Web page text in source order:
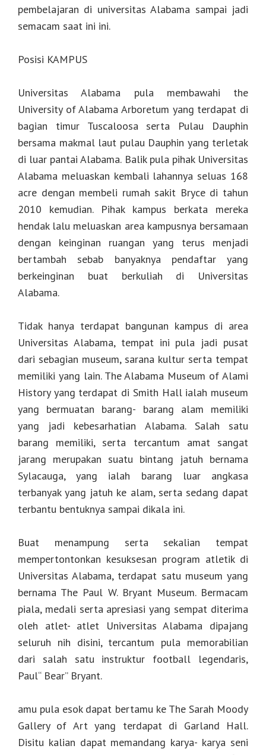
pembelajaran di universitas Alabama sampai jadi
semacam saat ini ini.
Posisi KAMPUS
Universitas Alabama pula membawahi the
University of Alabama Arboretum yang terdapat di
bagian timur Tuscaloosa serta Pulau Dauphin
bersama makmal laut pulau Dauphin yang terletak
di luar pantai Alabama. Balik pula pihak Universitas
Alabama meluaskan kembali lahannya seluas 168
acre dengan membeli rumah sakit Bryce di tahun
2010 kemudian. Pihak kampus berkata mereka
hendak lalu meluaskan area kampusnya bersamaan
dengan keinginan ruangan yang terus menjadi
bertambah sebab banyaknya pendaftar yang
berkeinginan buat berkuliah di Universitas
Alabama.
Tidak hanya terdapat bangunan kampus di area
Universitas Alabama, tempat ini pula jadi pusat
dari sebagian museum, sarana kultur serta tempat
memiliki yang lain. The Alabama Museum of Alami
History yang terdapat di Smith Hall ialah museum
yang bermuatan barang- barang alam memiliki
yang jadi kebesarhatian Alabama. Salah satu
barang memiliki, serta tercantum amat sangat
jarang merupakan suatu bintang jatuh bernama
Sylacauga, yang ialah barang luar angkasa
terbanyak yang jatuh ke alam, serta sedang dapat
terbantu bentuknya sampai dikala ini.
Buat menampung serta sekalian tempat
mempertontonkan kesuksesan program atletik di
Universitas Alabama, terdapat satu museum yang
bernama The Paul W. Bryant Museum. Bermacam
piala, medali serta apresiasi yang sempat diterima
oleh atlet- atlet Universitas Alabama dipajang
seluruh nih disini, tercantum pula memorabilian
dari salah satu instruktur football legendaris,
Paul“ Bear” Bryant.
amu pula esok dapat bertamu ke The Sarah Moody
Gallery of Art yang terdapat di Garland Hall.
Disitu kalian dapat memandang karya- karya seni